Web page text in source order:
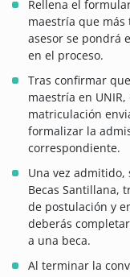
Rellena el
maestría que
asesor se pondrá
en el proceso.
Tras confirmar
maestría en
matriculación
formalizar la
correspondiente.
Una vez
Becas Santillana,
de postulación y
deberás
a una beca.
Al terminar la